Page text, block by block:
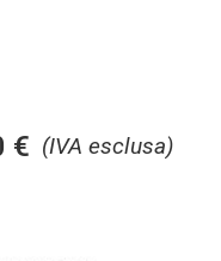
(IVA esclusa)
€